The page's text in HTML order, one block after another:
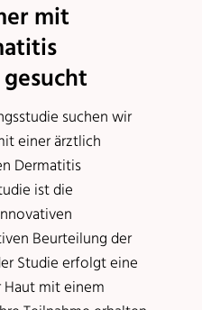
mit
suchen wir
einer ärztlich
Dermatitis
ist die
Beurteilung der
Studie erfolgt eine
Haut mit einem